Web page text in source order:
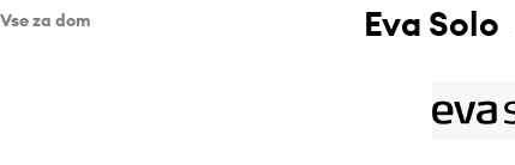
Flaške in termovke
Dodatki
Vse za dom
Eva Solo